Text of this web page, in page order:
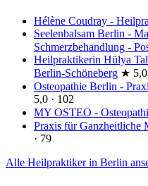
Hélène Coudray -
Seelenbalsam Berlin -
Schmerzbehandlung -
Heilpraktikerin Hülya
Berlin-Schöneberg ★
Osteopathie Berlin -
5,0 · 102
MY OSTEO -
Praxis für Ganzheitliche
· 79
Alle Heilpraktiker in Berlin